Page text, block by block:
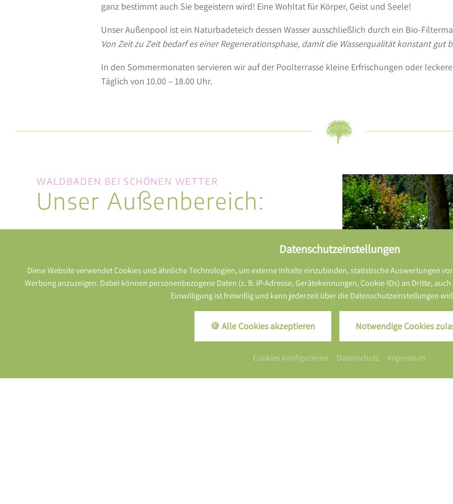
Datenschutzeinstellungen
Diese Website verwendet Cookies und ähnliche Technologien, um externe Inhalte einzubinden, statistische Auswertungen
Werbung anzuzeigen. Dabei können personenbezogene Daten (z. B. IP-Adresse, Gerätekennungen, Cookie-IDs) an Dritte,
Einwilligung ist freiwillig und kann jederzeit über die Datenschutzeinstellungen
🍪 Alle Cookies akzeptieren Notwendige Cookies
Cookies konfigurieren Datenschutz Impressum
ganz bestimmt auch Sie begeistern wird! Eine Wohltat für Körper, Geist und Seele!
Unser Außenpool ist ein Naturbadeteich dessen Wasser ausschließlich durch ein Bio-
Von Zeit zu Zeit bedarf es einer Regenerationsphase, damit die Wasserqualität konstant gut
In den Sommermonaten servieren wir auf der Poolterrasse kleine Erfrischungen oder
Täglich von 10.00 – 18.00 Uhr.
WALDBADEN BEI SCHÖNEN WETTER
Unser Außenbereich:
Relaxliegen
großzügige Liegewiese